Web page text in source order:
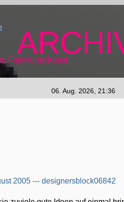
Frankfurter Kunst
06. Aug. 2026, 21:36